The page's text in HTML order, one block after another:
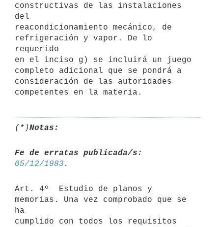
constructivas de las instalaciones
del
reacondicionamiento mecánico, de
refrigeración y vapor. De lo
requerido
en el inciso g) se incluirá un juego
completo adicional que se pondrá a
consideración de las autoridades
(*)Notas:
Fe de erratas publicada/s:
05/12/1983
Art. 4º  Estudio de planos y
memorias. Una vez comprobado que se
ha
cumplido con todos los requisitos